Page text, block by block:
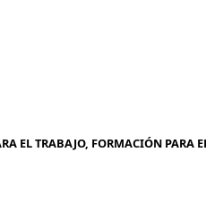
EL TRABAJO, FORMACIÓN PARA